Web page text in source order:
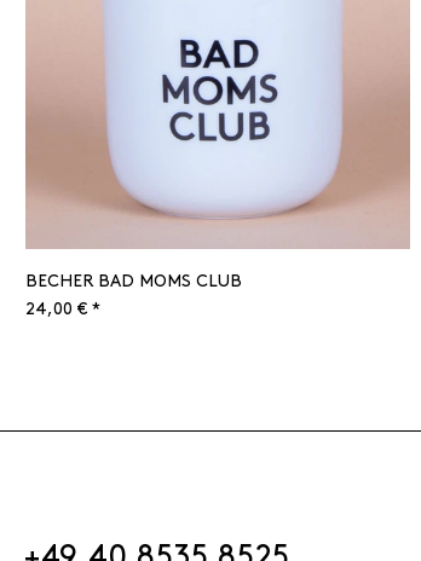
BECHER BAD MOMS CLUB
24,00 € *